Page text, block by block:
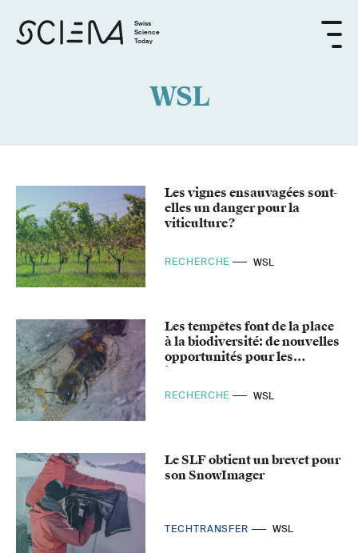
Swiss
Science
Today
WSL
Les vignes ensauvagées sont-
elles un danger pour la
viticulture?
RECHERCHE WSL
Les tempêtes font de la place
à la biodiversité: de nouvelles
opportunités pour les
insectes menacés
RECHERCHE WSL
Le SLF obtient un brevet pour
son SnowImager
TECHTRANSFER WSL